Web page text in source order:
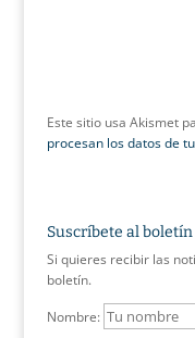
Este sitio usa Akismet
procesan los datos de
Suscríbete al
Si quieres recibir las
boletín.
Nombre: